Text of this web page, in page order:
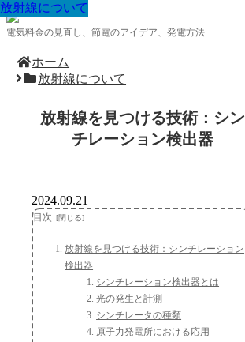
電気料金の見直し、節電のアイデア、発電方法
ホーム
放射線について
放射線を見つける技術：シン
チレーション検出器
放射線について
2024.09.21
目次
放射線を見つける技術：シンチレーション
検出器
シンチレーション検出器とは
光の発生と計測
シンチレータの種類
原子力発電所における応用
放射線について
放射線について
放射線について
放射線について
放射線について
放射線について
放射線について
放射線について